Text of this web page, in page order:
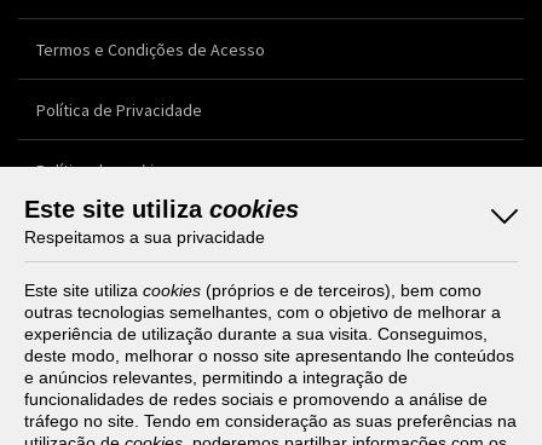
Nouvelle inscription
Support client
Tutoriels
Termos e Condições de Acesso
Política de Privacidade
Política decookies
Livro de Reclamações
Biens: Porto Editora, S.A.
Rua da Restauração, 365
4099-023 Porto, Portugal
CRC PORTO e NIPC: 500 221 103
Sociedade Anónima
Este site utiliza cookies
Respeitamos a sua privacidade
Este site utiliza cookies (próprios e de terceiros), bem como
outras tecnologias semelhantes, com o objetivo de melhorar a
experiência de utilização durante a sua visita. Conseguimos,
deste modo, melhorar o nosso site apresentando lhe conteúdos
e anúncios relevantes, permitindo a integração de
funcionalidades de redes sociais e promovendo a análise de
tráfego no site. Tendo em consideração as suas preferências na